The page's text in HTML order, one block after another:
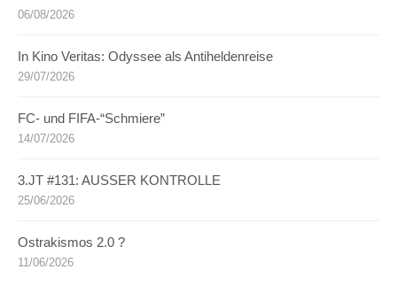
06/08/2026
In Kino Veritas: Odyssee als Antiheldenreise
29/07/2026
FC- und FIFA-“Schmiere”
14/07/2026
3.JT #131: AUSSER KONTROLLE
25/06/2026
Ostrakismos 2.0 ?
11/06/2026